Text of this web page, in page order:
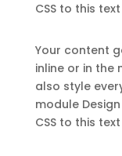
CSS to this
Your content
inline or in the
also style
module
CSS to this